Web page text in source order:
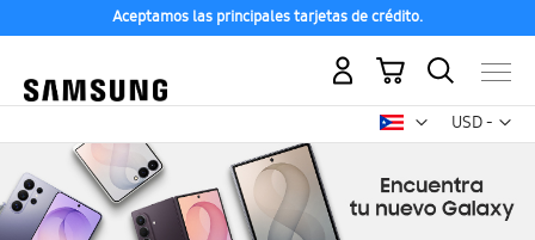
Aceptamos las principales tarjetas de crédito.
USD -
dólar
Mi carrito